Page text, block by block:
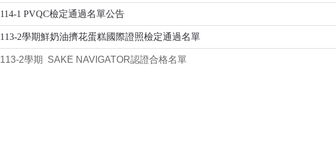
114-1 PVQC檢定通過名單公告
113-2學期鮮奶油擠花蛋糕國際證照檢定通過名單
113-2學期 SAKE NAVIGATOR認證合格名單